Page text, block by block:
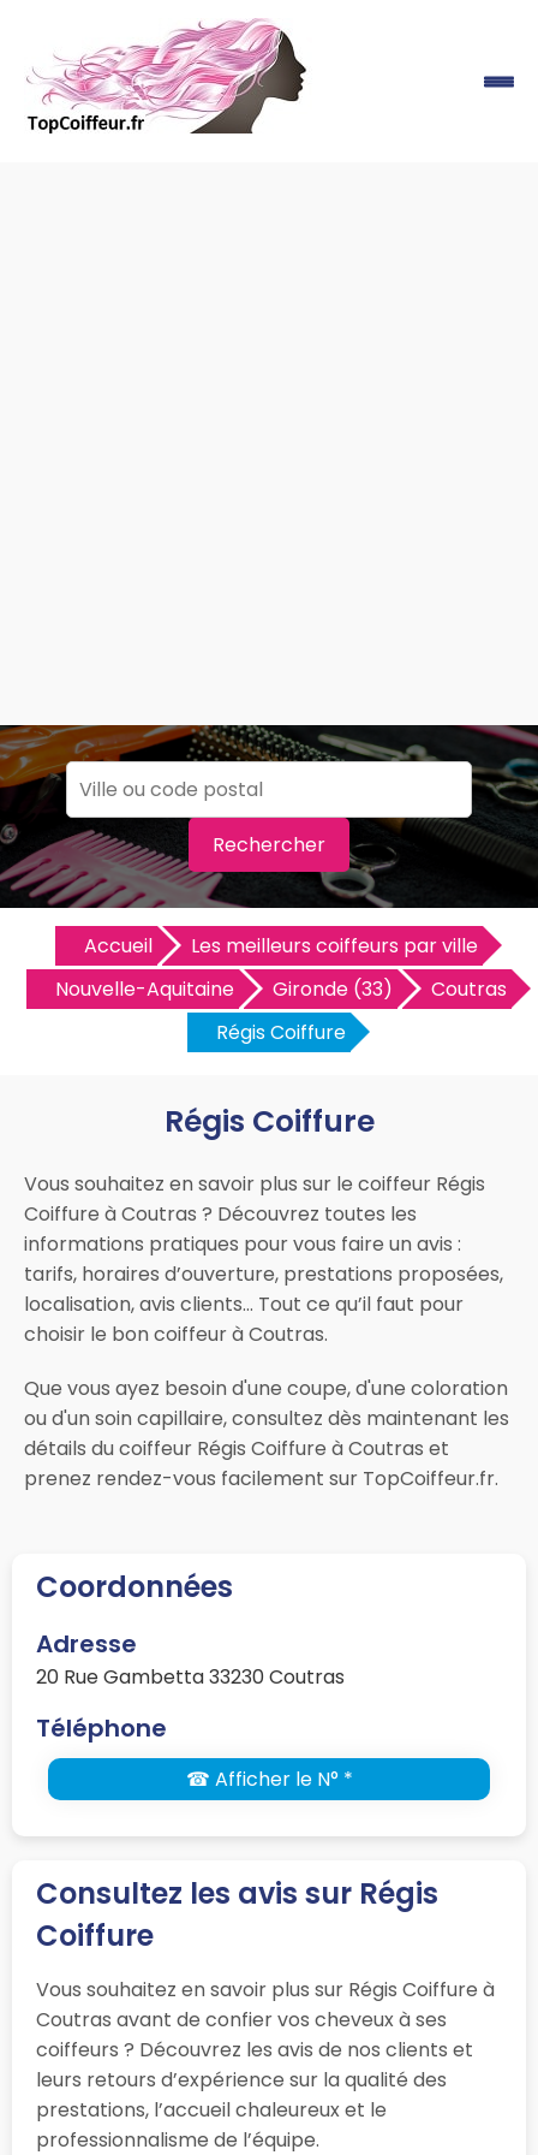
Rechercher
Accueil
Les meilleurs coiffeurs par ville
Nouvelle-Aquitaine
Gironde (33)
Coutras
Régis Coiffure
Régis Coiffure
Vous souhaitez en savoir plus sur le coiffeur Régis
Coiffure à Coutras ? Découvrez toutes les
informations pratiques pour vous faire un avis :
tarifs, horaires d’ouverture, prestations proposées,
localisation, avis clients… Tout ce qu’il faut pour
choisir le bon coiffeur à Coutras.
Que vous ayez besoin d'une coupe, d'une coloration
ou d'un soin capillaire, consultez dès maintenant les
détails du coiffeur Régis Coiffure à Coutras et
prenez rendez-vous facilement sur TopCoiffeur.fr.
Coordonnées
Adresse
20 Rue Gambetta 33230 Coutras
Téléphone
☎ Afficher le N° *
Consultez les avis sur Régis
Coiffure
Vous souhaitez en savoir plus sur Régis Coiffure à
Coutras avant de confier vos cheveux à ses
coiffeurs ? Découvrez les avis de nos clients et
leurs retours d’expérience sur la qualité des
prestations, l’accueil chaleureux et le
professionnalisme de l’équipe.